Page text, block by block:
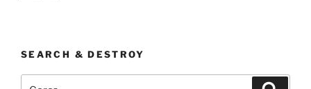
SEARCH & DESTROY